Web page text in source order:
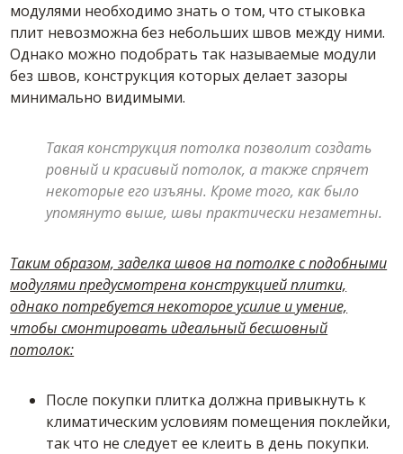
модулями необходимо знать о том, что стыковка
плит невозможна без небольших швов между ними.
Однако можно подобрать так называемые модули
без швов, конструкция которых делает зазоры
минимально видимыми.
Такая конструкция потолка позволит создать
ровный и красивый потолок, а также спрячет
некоторые его изъяны. Кроме того, как было
упомянуто выше, швы практически незаметны.
Таким образом, заделка швов на потолке с подобными
модулями предусмотрена конструкцией плитки,
однако потребуется некоторое усилие и умение,
чтобы смонтировать идеальный бесшовный
потолок:
После покупки плитка должна привыкнуть к
климатическим условиям помещения поклейки,
так что не следует ее клеить в день покупки.